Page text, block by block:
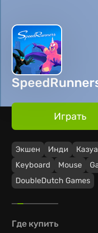
Экшен Инди
Keyboard
Mouse
DoubleDutch Games
Играть
Где купить